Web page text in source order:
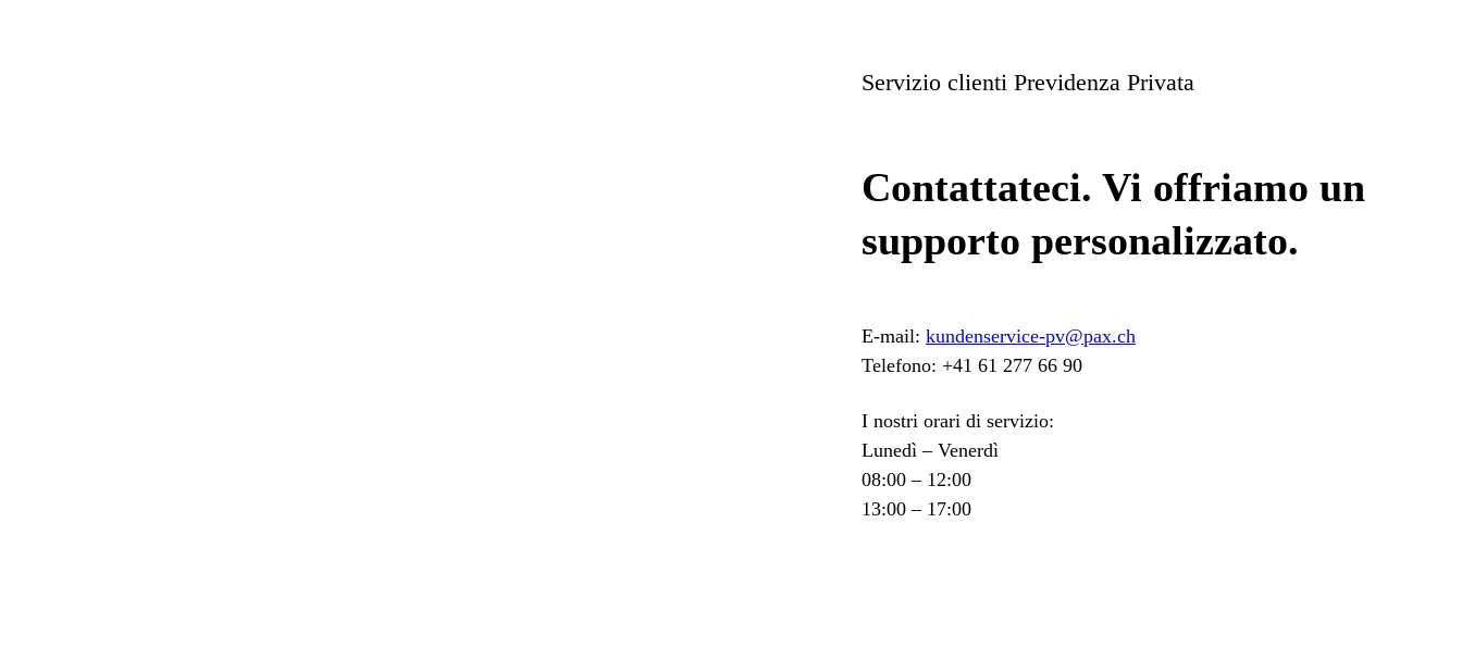
Servizio clienti Previdenza Privata
Contattateci. Vi offriamo un
supporto personalizzato.
E-mail: kundenservice-pv@pax.ch
Telefono: +41 61 277 66 90
I nostri orari di servizio:
Lunedì – Venerdì
08:00 – 12:00
13:00 – 17:00